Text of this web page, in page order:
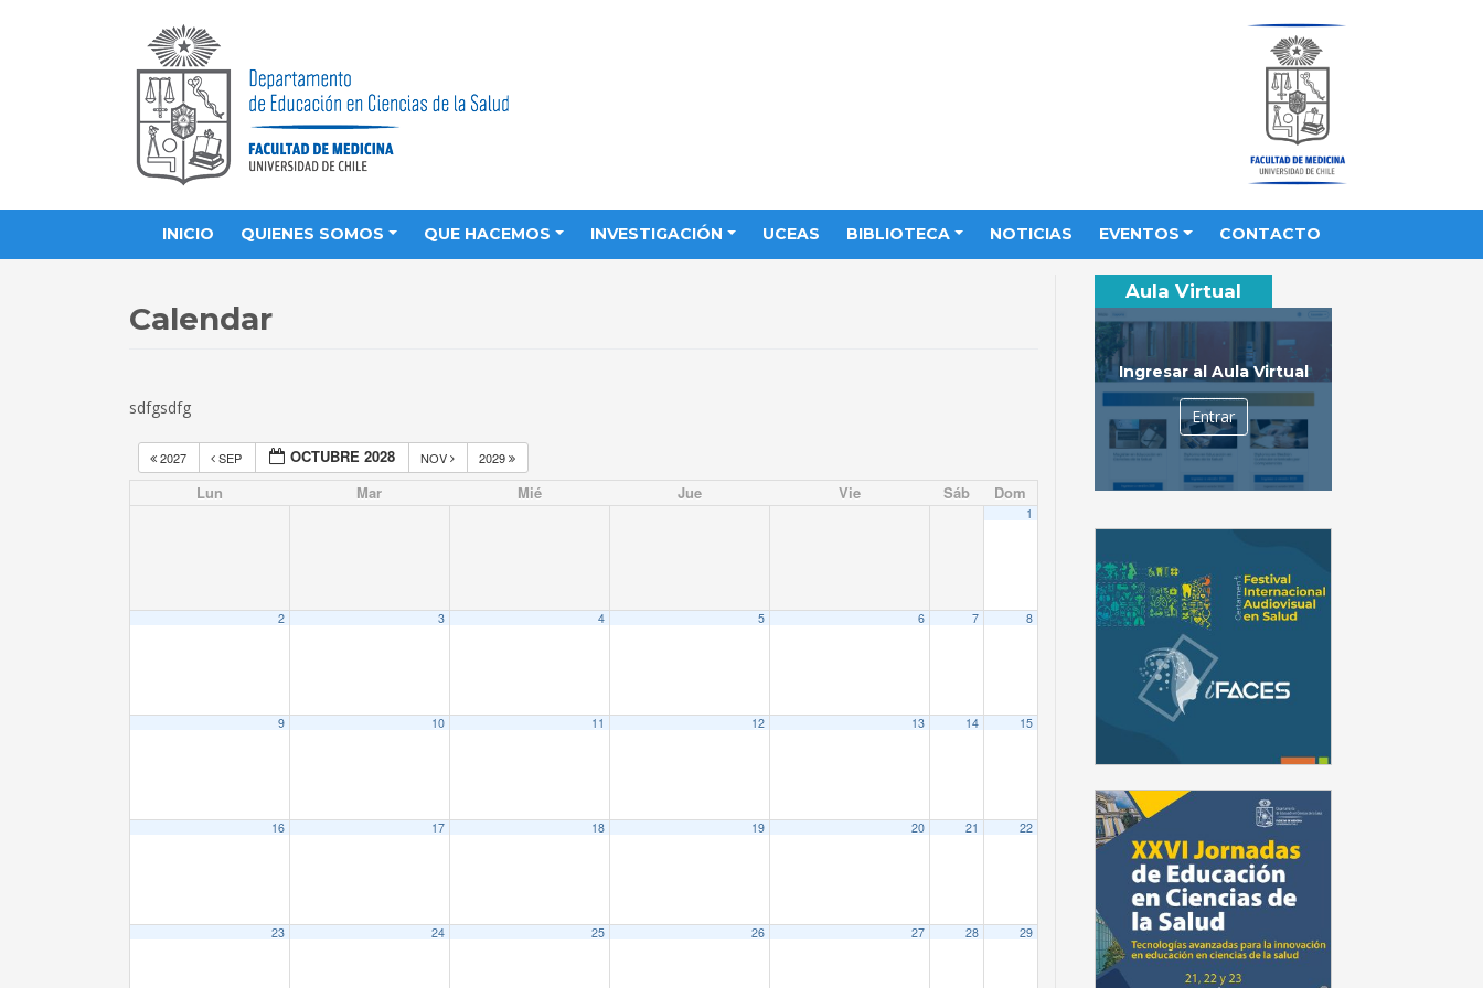
INICIO QUIENES SOMOS QUE HACEMOS INVESTIGACIÓN UCEAS BIBLIOTECA NOTICIAS EVENTOS CONTACTO
Calendar
sdfgsdfg
2027 SEP OCTUBRE 2028 NOV 2029
Lun Mar Mié Jue Vie Sáb Dom
1
2 3 4 5 6 7 8
9 10 11 12 13 14 15
16 17 18 19 20 21 22
23 24 25 26 27 28 29
Aula Virtual
Ingresar al Aula Virtual
Entrar